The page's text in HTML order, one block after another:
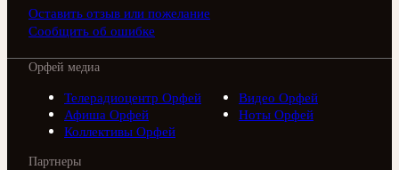
Оставить отзыв или пожелание
Сообщить об ошибке
Орфей медиа
Телерадиоцентр Орфей
Видео Орфей
Афиша Орфей
Ноты Орфей
Коллективы Орфей
Партнеры